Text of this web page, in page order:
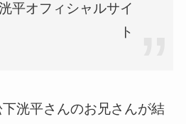
平オフィシャルサイ
ト
洸平さんのお兄さんが結